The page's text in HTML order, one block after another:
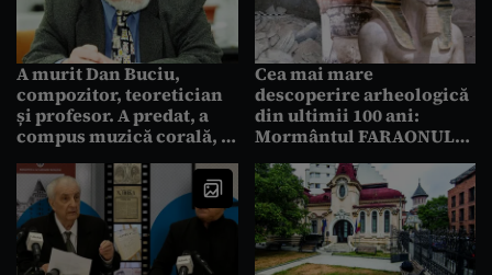
A murit Dan Buciu,
compozitor, teoretician
și profesor. A predat, a
compus muzică corală, a
și a susținut conferințe
în SUA
Cea mai mare
descoperire arheologică
din ultimii 100 ani:
Mormântul FARAONULUI
fost găsit